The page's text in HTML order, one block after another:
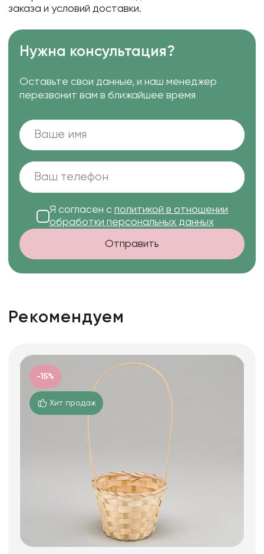
заказа и условий доставки.
Нужна консультация?
Оставьте свои данные, и наш менеджер
перезвонит вам в ближайшее время
Я согласен с политикой в отношении
обработки персональных данных
Отправить
Рекомендуем
-15%
Хит продаж